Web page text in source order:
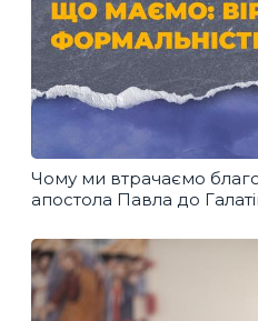
Чому ми втрачаємо
апостола Павла до